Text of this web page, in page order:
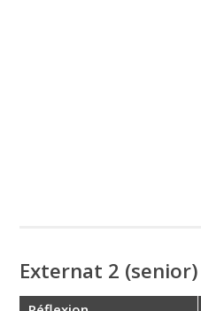
Externat 2 (senior)